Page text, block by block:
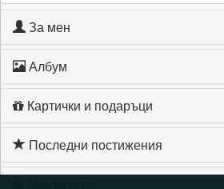
За мен
Албум
Картички и подаръци
Последни постижения